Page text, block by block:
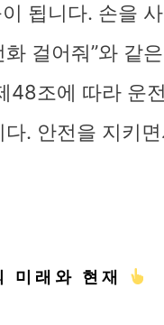
됩니다. 손을
걸어줘”와 같
48조에 따라 운
. 안전을 지키
미래와 현재